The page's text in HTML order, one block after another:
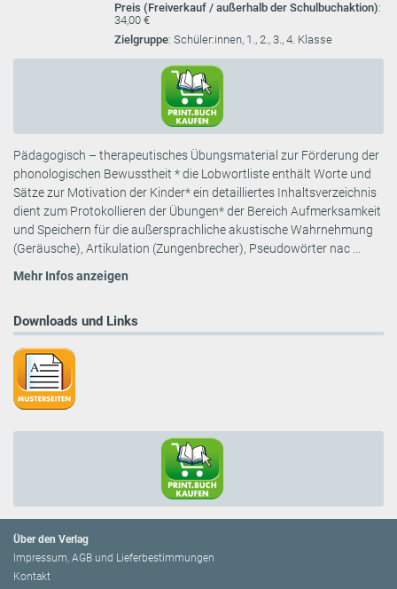
Preis (Freiverkauf / außerhalb der Schulbuchaktion):
34,00 €
Zielgruppe: Schüler:innen, 1., 2., 3., 4. Klasse
Pädagogisch – therapeutisches Übungsmaterial zur Förderung der
phonologischen Bewusstheit * die Lobwortliste enthält Worte und
Sätze zur Motivation der Kinder* ein detailliertes Inhaltsverzeichnis
dient zum Protokollieren der Übungen* der Bereich Aufmerksamkeit
und Speichern für die außersprachliche akustische Wahrnehmung
(Geräusche), Artikulation (Zungenbrecher), Pseudowörter nac ...
Mehr Infos anzeigen
Downloads und Links
Über den Verlag
Impressum, AGB und Lieferbestimmungen
Kontakt